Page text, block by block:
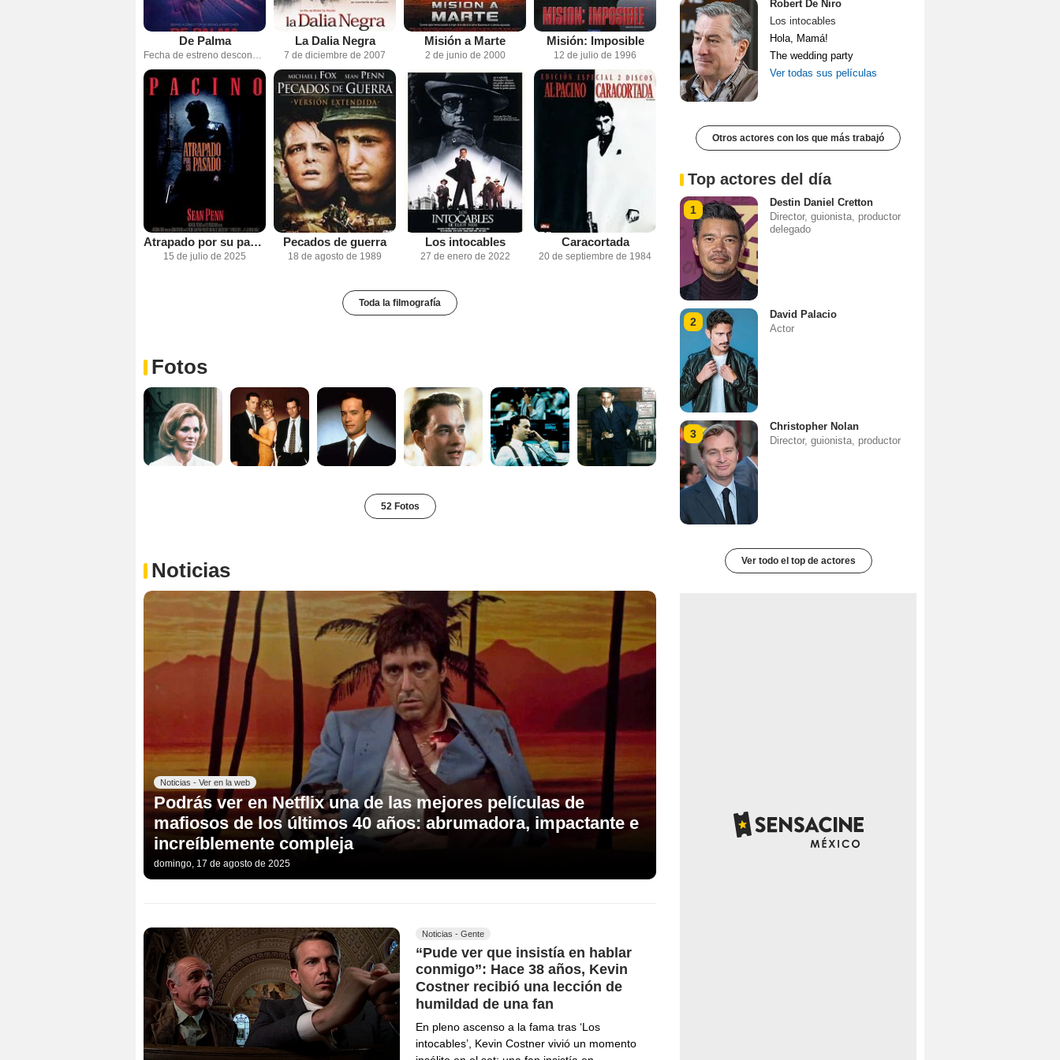
De Palma
Fecha de estreno desconocida
La Dalia Negra
7 de diciembre de 2007
Misión a Marte
2 de junio de 2000
Misión: Imposible
12 de julio de 1996
Atrapado por su pasado
15 de julio de 2025
Pecados de guerra
18 de agosto de 1989
Los intocables
27 de enero de 2022
Caracortada
20 de septiembre de 1984
Toda la filmografía
Fotos
52 Fotos
Noticias
Noticias - Ver en la web
Podrás ver en Netflix una de las mejores películas de
mafiosos de los últimos 40 años: abrumadora, impactante e
increíblemente compleja
domingo, 17 de agosto de 2025
Noticias - Gente
“Pude ver que insistía en hablar
conmigo”: Hace 38 años, Kevin
Costner recibió una lección de
humildad de una fan
En pleno ascenso a la fama tras ‘Los
intocables’, Kevin Costner vivió un momento
Robert De Niro
Los intocables
Hola, Mamá!
The wedding party
Ver todas sus películas
Otros actores con los que más trabajó
Top actores del día
1
Destin Daniel Cretton
Director, guionista, productor
delegado
2
David Palacio
Actor
3
Christopher Nolan
Director, guionista, productor
Ver todo el top de actores